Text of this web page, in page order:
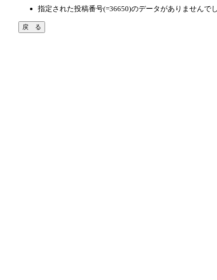
指定された投稿番号(=36650)のデータがありませんで